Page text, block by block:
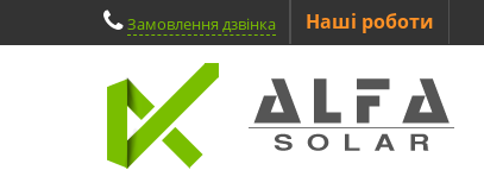
Замовлення дзвінка Наші роботи